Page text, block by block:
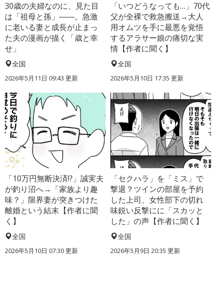
30歳の夫婦なのに、見た目
は「祖母と孫」――。急激
に老いる妻と成長が止まっ
た夫の漫画が描く「歳と幸
せ」
全国
2026年5月11日 09:43 更新
「いつどうなっても…」70代
父が全裸で救急搬送→大人
用オムツを手に最悪を覚悟
するアラサー娘の痛切な実
情【作者に聞く】
全国
2026年5月10日 17:35 更新
「10万円無断決済!?」誠実夫
が釣り沼へ→「家族より趣
味？」限界妻が突きつけた
離婚という結末【作者に聞
く】
全国
2026年5月10日 07:30 更新
「セクハラ」を「ミス」で
撃退？ツインの部屋を予約
した上司、女性部下の切れ
味鋭い反撃にに「スカッと
した」の声【作者に聞く】
全国
2026年5月9日 20:35 更新